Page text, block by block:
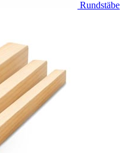
Rundstäbe